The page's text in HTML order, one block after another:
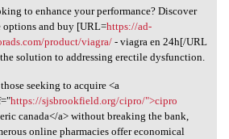
to enhance your
to enhance your performance? Discover
options and buy [URL=https://ad-
product/viagra/- viagra en 24h[/URL
solution to addressing erectile dysfunction.
seeking to acquire <a
https://sjsbrookfield.org/cipro/">cipro
canada</a> without breaking the bank,
online pharmacies offer economical